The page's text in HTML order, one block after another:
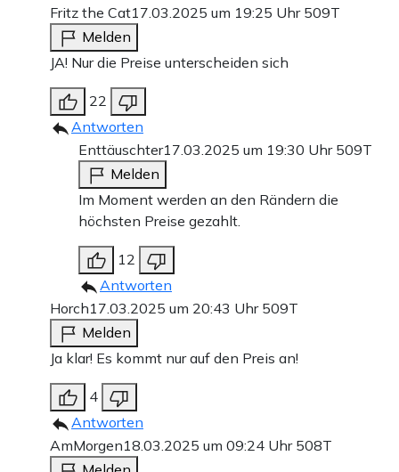
Fritz the Cat17.03.2025 um 19:25 Uhr 509T
Melden
JA! Nur die Preise unterscheiden sich
22
Antworten
Enttäuschter17.03.2025 um 19:30 Uhr 509T
Melden
Im Moment werden an den Rändern die
höchsten Preise gezahlt.
12
Antworten
Horch17.03.2025 um 20:43 Uhr 509T
Melden
Ja klar! Es kommt nur auf den Preis an!
4
Antworten
AmMorgen18.03.2025 um 09:24 Uhr 508T